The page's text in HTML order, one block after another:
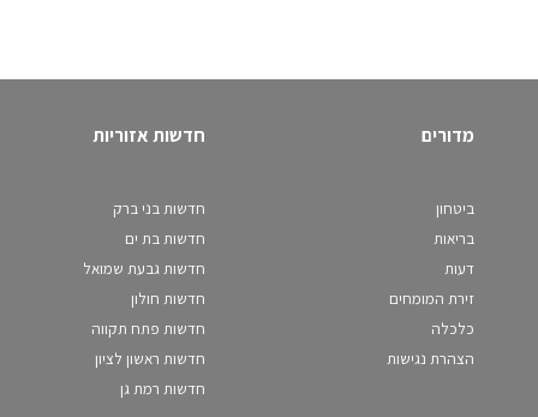
מדורים
ביטחון
בריאות
דעות
זירת המומחים
כלכלה
הצהרת נגישות
חדשות אזוריות
חדשות בני ברק
חדשות בת ים
חדשות גבעת שמואל
חדשות חולון
חדשות פתח תקווה
חדשות ראשון לציון
חדשות רמת גן